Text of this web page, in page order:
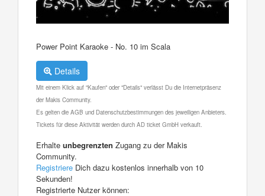
Power Point Karaoke - No. 10 im Scala
Details
Mit einem Klick auf "Kaufen" oder "Details" verlässt Du die Internetpräsenz
der Makis Community.
Es gelten die AGB und Datenschutzbestimmungen des jeweiligen Anbieters.
Tickets für diese Aktivität werden durch AD ticket GmbH verkauft.
Erhalte unbegrenzten Zugang zu der Makis
Community.
Registriere Dich dazu kostenlos innerhalb von 10
Sekunden!
Registrierte Nutzer können: